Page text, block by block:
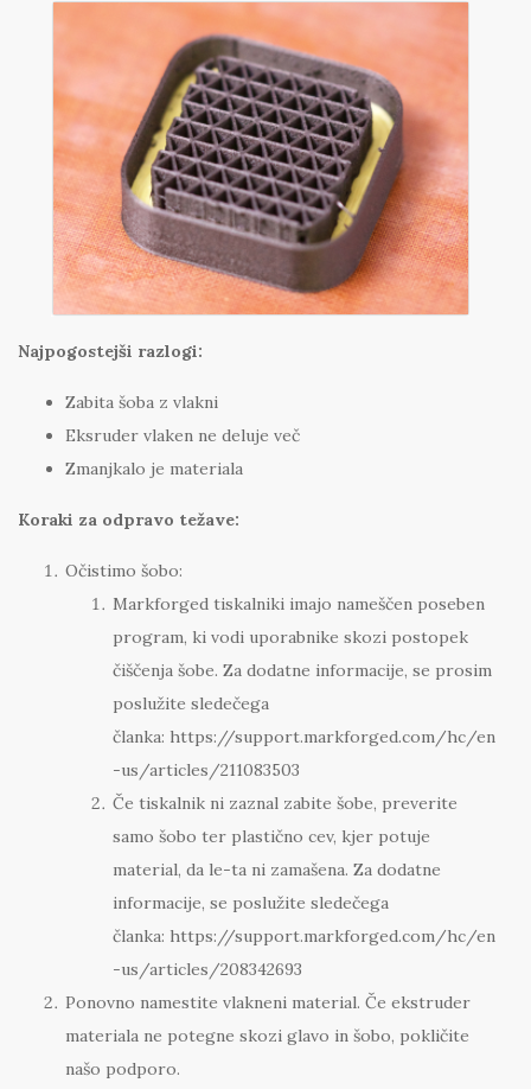
Najpogostejši razlogi:
Zabita šoba z vlakni
Eksruder vlaken ne deluje več
Zmanjkalo je materiala
Koraki za odpravo težave:
Očistimo šobo:
Markforged tiskalniki imajo nameščen poseben
program, ki vodi uporabnike skozi postopek
čiščenja šobe. Za dodatne informacije, se prosim
poslužite sledečega
članka: https://support.markforged.com/hc/en
-us/articles/211083503
Če tiskalnik ni zaznal zabite šobe, preverite
samo šobo ter plastično cev, kjer potuje
material, da le-ta ni zamašena. Za dodatne
informacije, se poslužite sledečega
članka: https://support.markforged.com/hc/en
-us/articles/208342693
Ponovno namestite vlakneni material. Če ekstruder
materiala ne potegne skozi glavo in šobo, pokličite
našo podporo.